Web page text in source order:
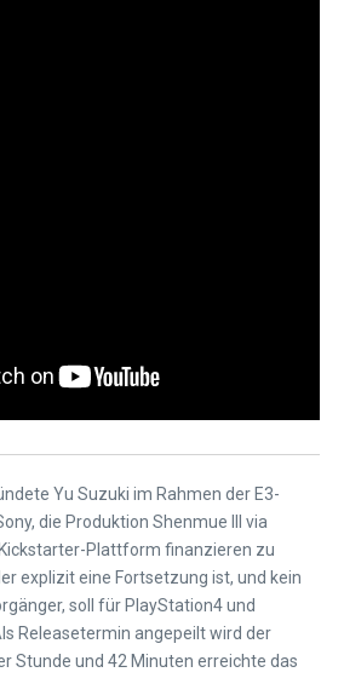
Yu Suzuki im Rahmen der E3-
die Produktion Shenmue III via
Plattform finanzieren zu
explizit eine Fortsetzung ist, und kein
soll für PlayStation4 und
Releasetermin angepeilt wird der
Stunde und 42 Minuten erreichte das